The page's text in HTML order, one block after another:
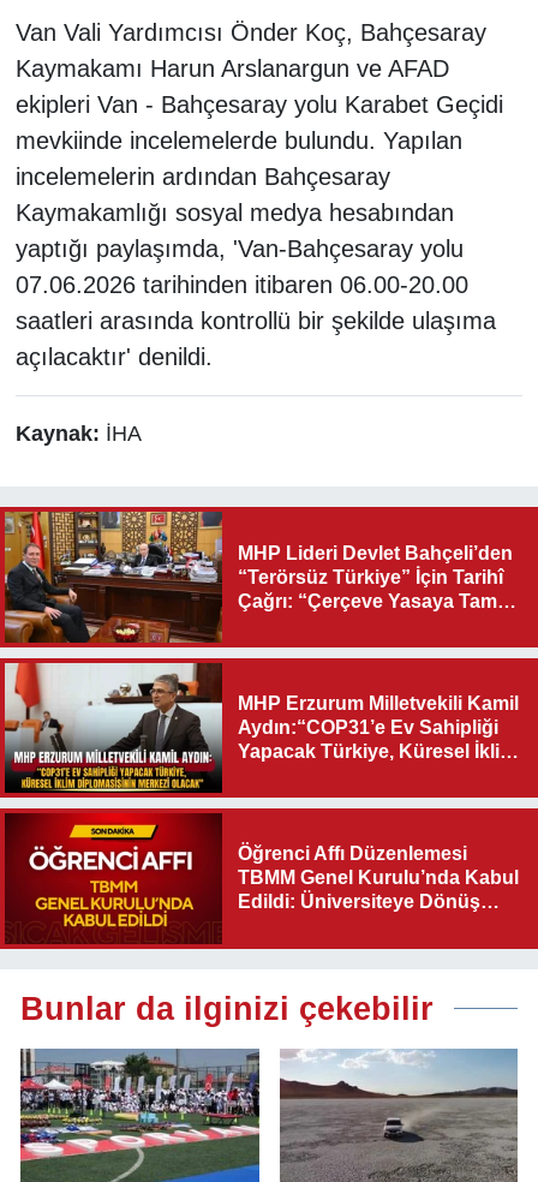
Van Vali Yardımcısı Önder Koç, Bahçesaray
Kaymakamı Harun Arslanargun ve AFAD
ekipleri Van - Bahçesaray yolu Karabet Geçidi
mevkiinde incelemelerde bulundu. Yapılan
incelemelerin ardından Bahçesaray
Kaymakamlığı sosyal medya hesabından
yaptığı paylaşımda, 'Van-Bahçesaray yolu
07.06.2026 tarihinden itibaren 06.00-20.00
saatleri arasında kontrollü bir şekilde ulaşıma
açılacaktır' denildi.
Kaynak: İHA
MHP Lideri Devlet Bahçeli’den
“Terörsüz Türkiye” İçin Tarihî
Çağrı: “Çerçeve Yasaya Tam
MHP Erzurum Milletvekili Kamil
Aydın:“COP31’e Ev Sahipliği
Yapacak Türkiye, Küresel İklim
Olacak"
Öğrenci Affı Düzenlemesi
TBMM Genel Kurulu’nda Kabul
Edildi: Üniversiteye Dönüş
Bunlar da ilginizi çekebilir